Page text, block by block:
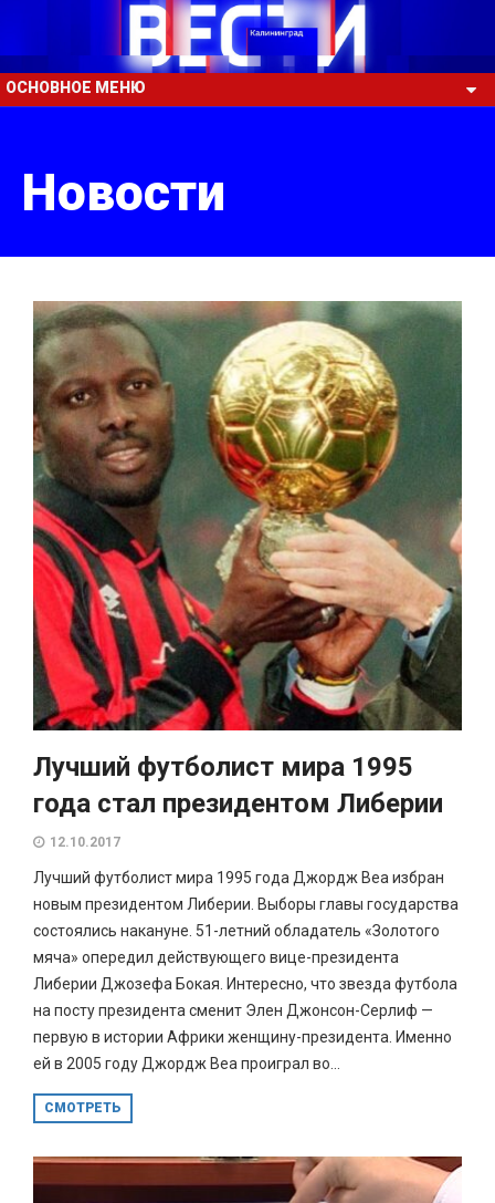
ОСНОВНОЕ МЕНЮ
Новости
Лучший футболист мира 1995
года стал президентом Либерии
12.10.2017
Лучший футболист мира 1995 года Джордж Веа избран
новым президентом Либерии. Выборы главы государства
состоялись накануне. 51-летний обладатель «Золотого
мяча» опередил действующего вице-президента
Либерии Джозефа Бокая. Интересно, что звезда футбола
на посту президента сменит Элен Джонсон-Серлиф —
первую в истории Африки женщину-президента. Именно
ей в 2005 году Джордж Веа проиграл во...
СМОТРЕТЬ